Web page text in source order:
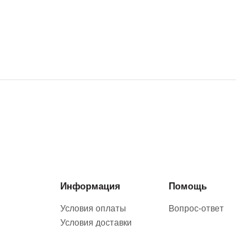
Информация Помощь
Условия оплаты
Условия доставки
Вопрос-ответ